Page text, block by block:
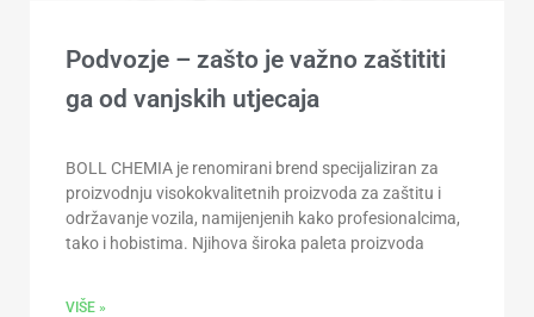
Podvozje – zašto je važno zaštititi
ga od vanjskih utjecaja
BOLL CHEMIA je renomirani brend specijaliziran za
proizvodnju visokokvalitetnih proizvoda za zaštitu i
održavanje vozila, namijenjenih kako profesionalcima,
tako i hobistima. Njihova široka paleta proizvoda
VIŠE »